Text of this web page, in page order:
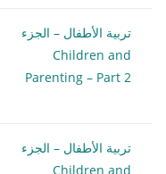
تربية الأطفال – الجزء
Children and
Parenting – Part 2
تربية الأطفال – الجزء
Children and